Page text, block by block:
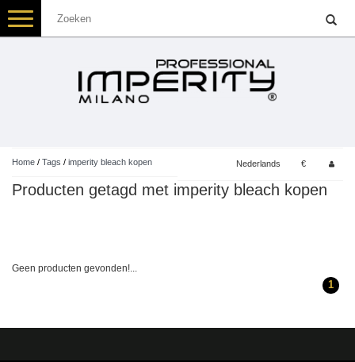
Toggle
navigation
Home / Tags / imperity bleach kopen Nederlands €
Producten getagd met imperity bleach kopen
Geen producten gevonden!...
1